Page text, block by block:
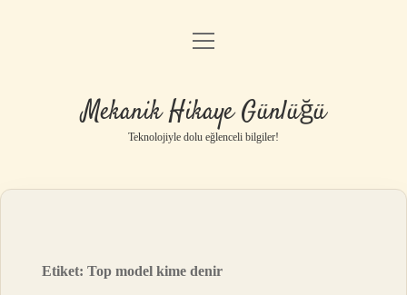
Anasayfa
Yasal Uyarı
menüyü
Mekanik Hikaye Günlüğü
Teknolojiyle dolu eğlenceli bilgiler!
Etiket:Top model kime denir